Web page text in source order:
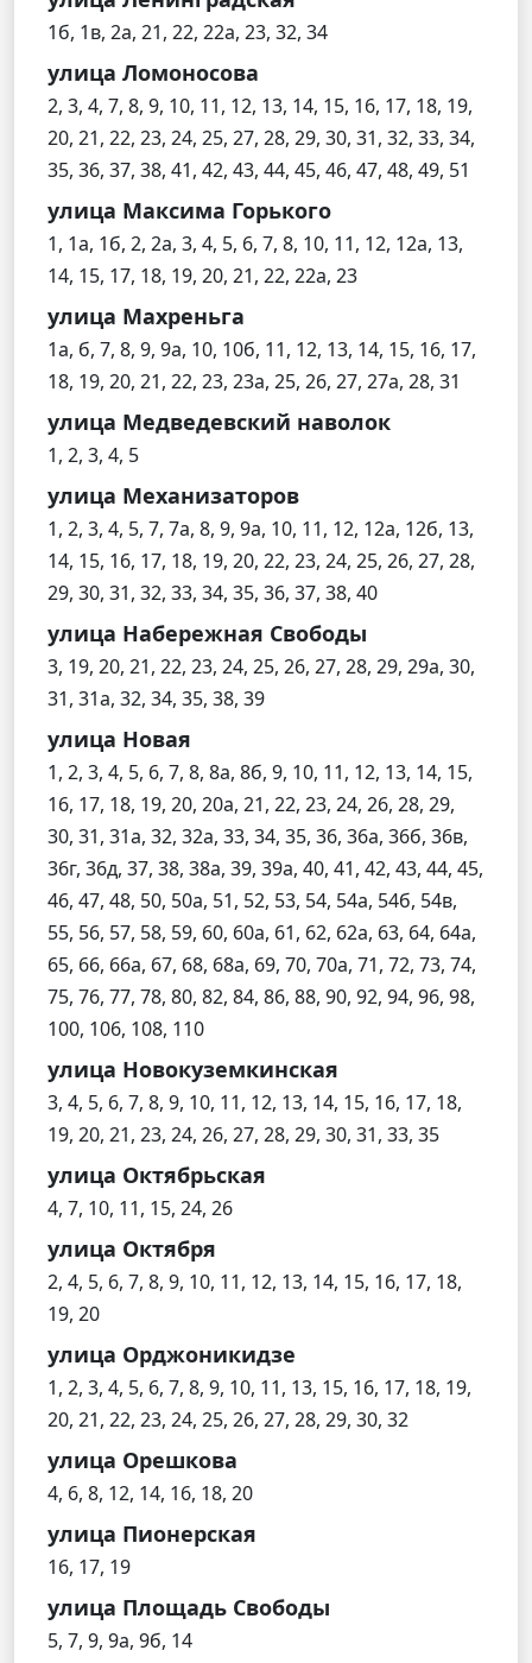
1б, 1в, 2а, 21, 22, 22а, 23, 32, 34
улица Ломоносова
2, 3, 4, 7, 8, 9, 10, 11, 12, 13, 14, 15, 16, 17, 18, 19,
20, 21, 22, 23, 24, 25, 27, 28, 29, 30, 31, 32, 33, 34,
35, 36, 37, 38, 41, 42, 43, 44, 45, 46, 47, 48, 49, 51
улица Максима Горького
1, 1а, 1б, 2, 2а, 3, 4, 5, 6, 7, 8, 10, 11, 12, 12а, 13,
14, 15, 17, 18, 19, 20, 21, 22, 22а, 23
улица Махреньга
1а, б, 7, 8, 9, 9а, 10, 10б, 11, 12, 13, 14, 15, 16, 17,
18, 19, 20, 21, 22, 23, 23а, 25, 26, 27, 27а, 28, 31
улица Медведевский наволок
1, 2, 3, 4, 5
улица Механизаторов
1, 2, 3, 4, 5, 7, 7а, 8, 9, 9а, 10, 11, 12, 12а, 12б, 13,
14, 15, 16, 17, 18, 19, 20, 22, 23, 24, 25, 26, 27, 28,
29, 30, 31, 32, 33, 34, 35, 36, 37, 38, 40
улица Набережная Свободы
3, 19, 20, 21, 22, 23, 24, 25, 26, 27, 28, 29, 29а, 30,
31, 31а, 32, 34, 35, 38, 39
улица Новая
1, 2, 3, 4, 5, 6, 7, 8, 8а, 8б, 9, 10, 11, 12, 13, 14, 15,
16, 17, 18, 19, 20, 20а, 21, 22, 23, 24, 26, 28, 29,
30, 31, 31а, 32, 32а, 33, 34, 35, 36, 36а, 36б, 36в,
36г, 36д, 37, 38, 38а, 39, 39а, 40, 41, 42, 43, 44, 45,
46, 47, 48, 50, 50а, 51, 52, 53, 54, 54а, 54б, 54в,
55, 56, 57, 58, 59, 60, 60а, 61, 62, 62а, 63, 64, 64а,
65, 66, 66а, 67, 68, 68а, 69, 70, 70а, 71, 72, 73, 74,
75, 76, 77, 78, 80, 82, 84, 86, 88, 90, 92, 94, 96, 98,
100, 106, 108, 110
улица Новокуземкинская
3, 4, 5, 6, 7, 8, 9, 10, 11, 12, 13, 14, 15, 16, 17, 18,
19, 20, 21, 23, 24, 26, 27, 28, 29, 30, 31, 33, 35
улица Октябрьская
4, 7, 10, 11, 15, 24, 26
улица Октября
2, 4, 5, 6, 7, 8, 9, 10, 11, 12, 13, 14, 15, 16, 17, 18,
19, 20
улица Орджоникидзе
1, 2, 3, 4, 5, 6, 7, 8, 9, 10, 11, 13, 15, 16, 17, 18, 19,
20, 21, 22, 23, 24, 25, 26, 27, 28, 29, 30, 32
улица Орешкова
4, 6, 8, 12, 14, 16, 18, 20
улица Пионерская
16, 17, 19
улица Площадь Свободы
5, 7, 9, 9а, 9б, 14